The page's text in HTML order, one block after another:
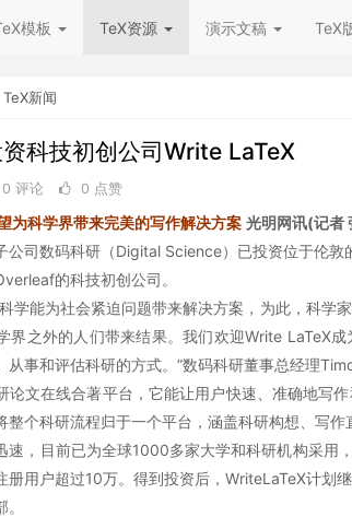
模板 TeX资源 演示文稿 TeX
TeX新闻
资科技初创公司Write LaTeX
0 评论 0 点赞
为科学界带来完美的写作解决方案 光明网讯(记者
公司数码科研（Digital Science）已投资位于伦
的科技初创公司。
能为社会紧迫问题带来解决方案，为此，科学
界之外的人们带来结果。我们欢迎Write LaTeX
从事和评估科研的方式。”数码科研董事总经理
在线合著平台，它能让用户快速、准确地写作
整个科研流程归于一个平台，涵盖科研构想、写作
目前已为全球1000多家大学和科研机构采用
册用户超过10万。得到投资后，WriteLaTeX计划